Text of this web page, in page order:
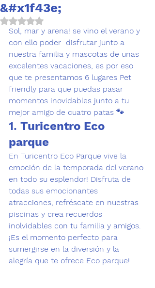
&#x1f43e;
Obtuvo NaN de 5 estrellas.
Sol, mar y arena! se vino el verano y
con ello poder  disfrutar junto a
nuestra familia y mascotas de unas
excelentes vacaciones, es por eso
que te presentamos 6 lugares Pet
friendly para que puedas pasar
momentos inovidables junto a tu
mejor amigo de cuatro patas 🐾
1. Turicentro Eco
parque
En Turicentro Eco Parque vive la
emoción de la temporada del verano
en todo su esplendor! Disfruta de
todas sus emocionantes
atracciones, refréscate en nuestras
piscinas y crea recuerdos
inolvidables con tu familia y amigos.
¡Es el momento perfecto para
sumergirse en la diversión y la
alegría que te ofrece Eco parque!